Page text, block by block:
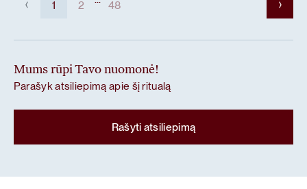
1 2 48
Mums rūpi Tavo nuomonė!
Parašyk atsiliepimą apie šį ritualą
Rašyti atsiliepimą